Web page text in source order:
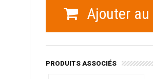
Ajouter
PRODUITS ASSOCIÉS